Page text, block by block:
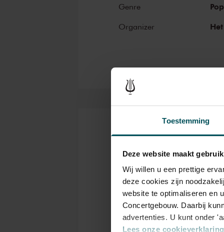
Toestemming
Deze website maakt
Wij willen u een prettige
deze cookies zijn
website te optimaliseren en
Concertgebouw. Daarbij
advertenties. U kunt onder
Lees onze
and Ella Fitzgerald have both
Louis Armstrong. Famous
Genre
Organizer
Tickets
Category
1
2
Standard €46.00